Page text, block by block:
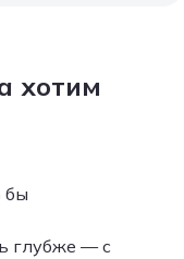
хотим
бы
глубже — с